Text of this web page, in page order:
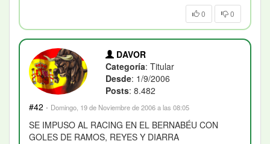
0 0
DAVOR
Categoría: Titular
Desde: 1/9/2006
Posts: 8.482
#42 · Domingo, 19 de Noviembre de 2006 a las 08:05
SE IMPUSO AL RACING EN EL BERNABÉU CON
GOLES DE RAMOS, REYES Y DIARRA